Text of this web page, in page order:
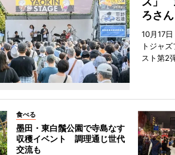
ろさ
10月17
トジャ
スト第2
食べる
墨田・東白鬚公園で寺島なす
収穫イベント 調理通じ世代
交流も